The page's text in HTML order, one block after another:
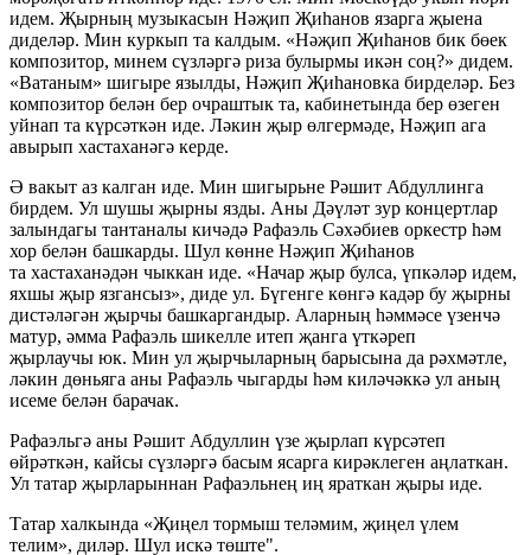
идем. Җырның музыкасын Нәҗип Җиһанов язарга җыена
диделәр. Мин куркып та калдым. «Нәҗип Җиһанов бик бөек
композитор, минем сүзләргә риза булырмы икән соң?» дидем.
«Ватаным» шигыре язылды, Нәҗип Җиһановка бирделәр. Без
композитор белән бер очраштык та, кабинетында бер өзеген
уйнап та күрсәткән иде. Ләкин җыр өлгермәде, Нәҗип ага
авырып хастаханәгә керде.
Ә вакыт аз калган иде. Мин шигырьне Рәшит Абдуллинга
бирдем. Ул шушы җырны язды. Аны Дәүләт зур концертлар
залындагы тантаналы кичәдә Рафаэль Сәхәбиев оркестр һәм
хор белән башкарды. Шул көнне Нәҗип Җиһанов
та хастаханәдән чыккан иде. «Начар җыр булса, үпкәләр идем,
яхшы җыр язгансыз», диде ул. Бүгенге көнгә кадәр бу җырны
дистәләгән җырчы башкаргандыр. Аларның һәммәсе үзенчә
матур, әмма Рафаэль шикелле итеп җанга үткәреп
җырлаучы юк. Мин ул җырчыларның барысына да рәхмәтле,
ләкин дөньяга аны Рафаэль чыгарды һәм киләчәккә ул аның
исеме белән барачак.
Рафаэльгә аны Рәшит Абдуллин үзе җырлап күрсәтеп
өйрәткән, кайсы сүзләргә басым ясарга кирәклеген аңлаткан.
Ул татар җырларыннан Рафаэльнең иң яраткан җыры иде.
Татар халкында «Җиңел тормыш теләмим, җиңел үлем
телим», диләр. Шул искә төште".